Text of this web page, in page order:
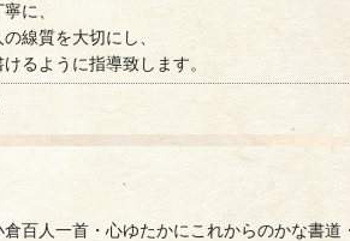
に、
線質を大切にし、
るように指導致します。
百人一首・心ゆたかにこれからのかな書